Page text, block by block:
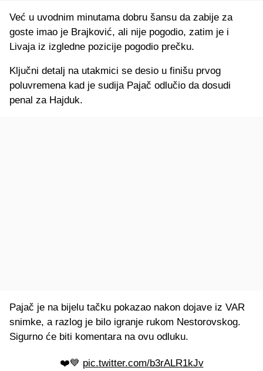
Već u uvodnim minutama dobru šansu da zabije za
goste imao je Brajković, ali nije pogodio, zatim je i
Livaja iz izgledne pozicije pogodio prečku.
Ključni detalj na utakmici se desio u finišu prvog
poluvremena kad je sudija Pajač odlučio da dosudi
penal za Hajduk.
Pajač je na bijelu tačku pokazao nakon dojave iz VAR
snimke, a razlog je bilo igranje rukom Nestorovskog.
Sigurno će biti komentara na ovu odluku.
❤️💙 pic.twitter.com/b3rALR1kJv